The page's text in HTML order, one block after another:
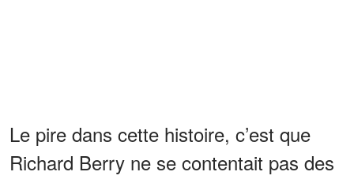
Le pire dans cette histoire, c’est que
Richard Berry ne se contentait pas des